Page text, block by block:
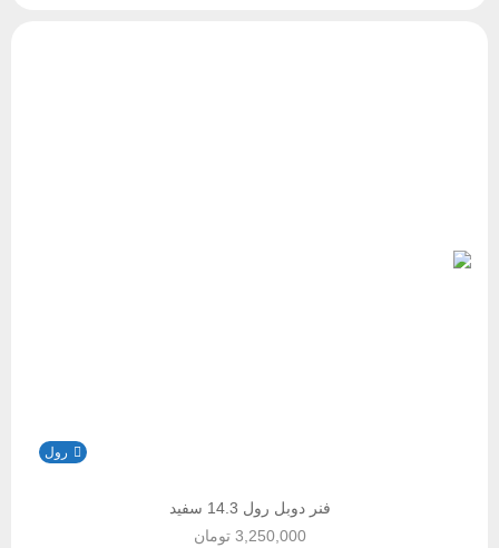
رول
فنر دوبل رول 14.3 سفید
تومان3,250,000